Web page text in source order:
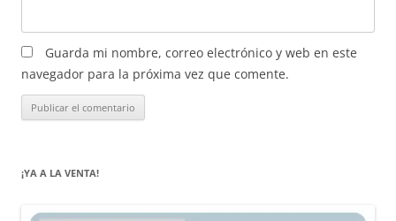
Guarda mi nombre, correo electrónico y web en este
navegador para la próxima vez que comente.
¡YA A LA VENTA!